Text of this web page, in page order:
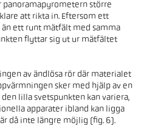
panoramapyrometern större
att rikta in. Eftersom ett
ett runt mätfält med samma
flyttar sig ut ur mätfältet
av ändlösa rör där materialet
sker med hjälp av en
lilla svetspunkten kan variera,
apparater ibland kan ligga
då inte längre möjlig (fig. 6).